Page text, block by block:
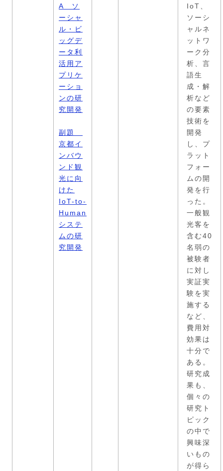
A ソ
ーシャ
ル・ビ
ッグデ
ータ利
活用ア
プリケ
ーショ
ンの研
究開発
副題
京都イ
ンバウ
ンド観
光に向
けた
IoT-to-
Human
システ
ムの研
究開発
IoT、
ソーシ
ャルネ
ットワ
ーク分
析、言
語生
成・解
析など
の要素
技術を
開発
し、プ
ラット
フォー
ムの開
発を行
った。
一般観
光客を
含む40
名弱の
被験者
に対し
実証実
験を実
施する
など、
費用対
効果は
十分で
ある。
研究成
果も、
個々の
研究ト
ピック
の中で
興味深
いもの
が得ら